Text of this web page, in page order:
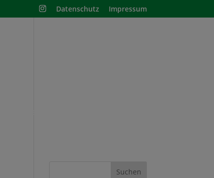
Datenschutz Impressum
Suchen